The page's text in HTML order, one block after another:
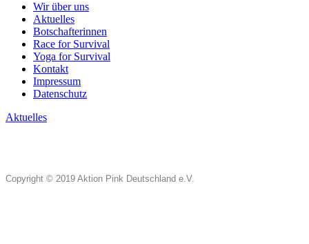
Wir über uns
Aktuelles
Botschafterinnen
Race for Survival
Yoga for Survival
Kontakt
Impressum
Datenschutz
Aktuelles
Copyright © 2019 Aktion Pink Deutschland e.V.